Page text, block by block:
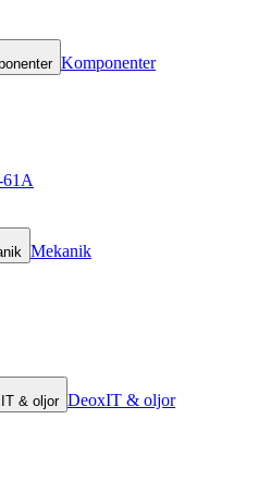
Komponenter
Mekanik
& oljor DeoxIT & oljor